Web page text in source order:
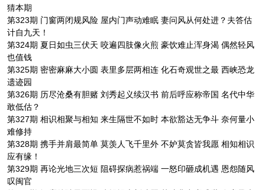
猜本期
第323期 门窗两闭规风险 屋内门声动难眠 妻问风从何处进？夫答估
计自九天！
第324期 夏日如虫三伏天 咬遍四肢像火煎 豪饮难止浑身渴 偶然轻风
也值钱
第325期 密密麻麻大小圆 表里多层两相连 化石奇观世之最 西峡恐龙
遗迹园
第326期 历尽沧桑有胆赌 刘秀起义续汉书 前后呼应称帝国 名代中华
敢低估？
第327期 相识相聚与相知 来生隔世不如时 本欲豁达无争斗 奈何量小
难修持
第328期 携手并肩最简单 莫羡人飞千里外 不妒莫贪皆我愿 相知相识
应有缘！
第329期 再论光地三次短 阻碍探病惹祸端 一怒印砸成机遇 恩怨随风
叹闽官